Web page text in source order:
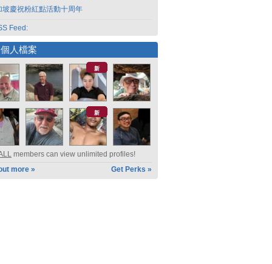
坡慶祝粉紅點活動十周年
Feed:
人檔案
新
新
members can view unlimited profiles!
more »
Get Perks »